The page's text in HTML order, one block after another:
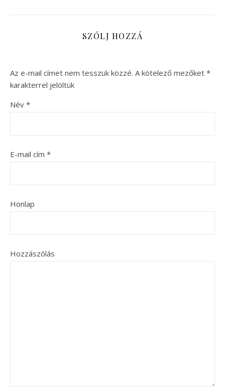
SZÓLJ HOZZÁ
Az e-mail címet nem tesszük közzé. A kötelező mezőket *
karakterrel jelöltük
Név *
E-mail cím *
Honlap
Hozzászólás